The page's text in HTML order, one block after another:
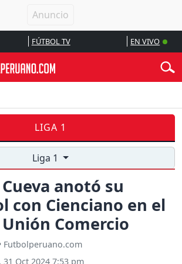
FÚTBOL TV EN VIVO
LIGA 1
Liga 1
anotó su
con Cienciano en el
Comercio
Futbolperuano.com
31 Oct 2024 7:53 pm